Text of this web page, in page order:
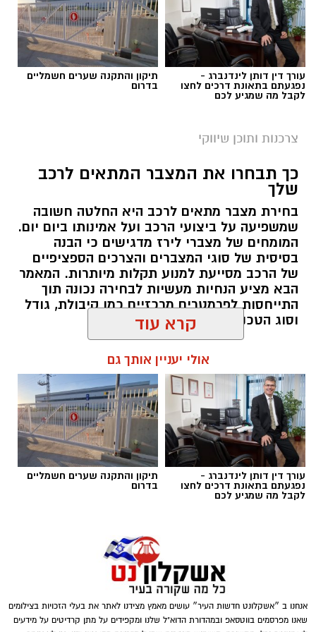
תגים: איסוף חשבוניות מהמייל
magnific
כאן נכנס לתמונה איסוף חשבוניות אוטומטי
במקום שבעל העסק יעבור בכל חודש על תיבת
המייל, יחפש קבצים וירכז אותם ידנית, מערכת
חכמה יכולה לזהות חשבוניות, לקרוא את הנתונים
שמופיעים בהן, לסווג אותן ולרכז אותן בצורה
מסודרת.
אחת המערכות שפועלות בתחום היא לייזי אינוויס
מערכת ישראלית שמתמקדת באוטומציה של איסוף
חשבוניות מהמייל ומהוואטסאפ, לסרוק ולסווג אותן
באמצעות בינה מלאכותית ולרכז את ההוצאות
במקום אחד. בנוסף, ניתן להגדיר שליחה אוטומטית
של דוח מסודר לרואה החשבון בתאריך קבוע.
עורך דין דותן לינדנברג -
נפגעתם בתאונת דרכים לחצו
לקבל מה שמגיע לכם
תיקון והתקנה שערים חשמליים
בדרום
צרכנות ותוכן שיווקי
כך תבחרו את המצבר המתאים לרכב
שלך
בחירת מצבר מתאים לרכב היא החלטה חשובה
שמשפיעה על ביצועי הרכב ועל אמינותו ביום יום.
המומחים של מצברי לירז מדגישים כי הבנה
בסיסית של סוגי המצברים והצרכים הספציפיים
של הרכב מסייעת למנוע תקלות מיותרות. המאמר
הבא מציע הנחיות מעשיות לבחירה נכונה תוך
התייחסות לפרמטרים מרכזיים כמו קיבולת, גודל
וסוג הטכנולוגיה.
תגים: מצבר
קרא עוד
אולי יעניין אותך גם
עורך דין דותן לינדנברג -
נפגעתם בתאונת דרכים לחצו
לקבל מה שמגיע לכם
תיקון והתקנה שערים חשמליים
בדרום
אנחנו ב ״אשקלונט חדשות העיר״ עושים מאמץ מצידנו לאתר את בעלי הזכויות בצילומים
שאנו מפרסמים בווטסאפ ובמהדורת הדוא"ל שלנו ומקפידים על מתן קרדיטים על מידעים